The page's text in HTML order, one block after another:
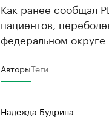
Как ранее сообщал
пациентов,
федеральном округе
АвторыТеги
Надежда Будрина